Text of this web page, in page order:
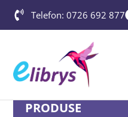
Telefon: 0726 692 877
PRODUSE